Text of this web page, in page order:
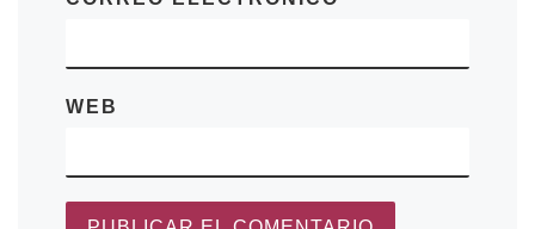
WEB